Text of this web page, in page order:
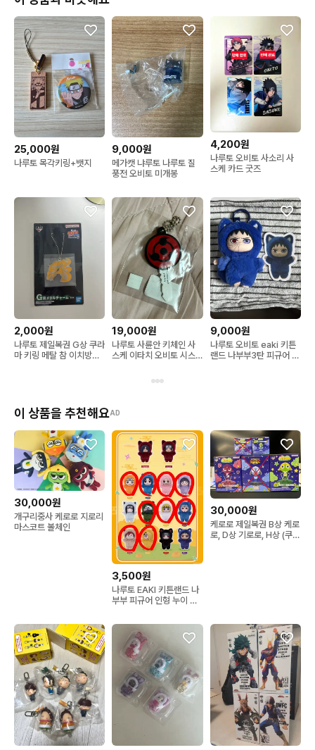
25,000원
나루토 목각키링+뱃지
9,000원
메가캣 냐루토 나루토 질
풍전 오비토 미개봉
4,200원
나루토 오비토 사소리 사
스케 카드 굿즈
2,000원
나루토 제일복권 G상 쿠라
마 키링 메탈 참 이치방쿠
19,000원
나루토 사륜안 키체인 사
스케 이타치 오비토 시스
9,000원
나루토 오비토 eaki 키튼
랜드 나부부3탄 피규어 인
이 상품을 추천해요AD
30,000원
개구리중사 케로로 지로리
마스코트 볼체인
3,500원
나루토 EAKI 키튼랜드 나
부부 피규어 인형 누이 키
라 가아라 사스케 히나타
토비라마 미나토 사쿠라
30,000원
케로로 제일복권 B상 케로
로, D상 기로로, H상 (쿠루